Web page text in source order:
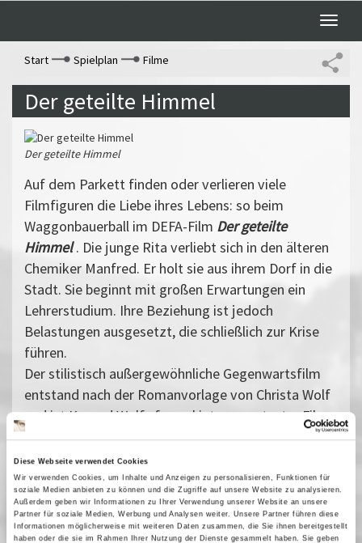
Diese Webseite verwendet Cookies
Wir verwenden Cookies, um Inhalte und Anzeigen zu personalisieren, Funktionen für
soziale Medien anbieten zu können und die Zugriffe auf unsere Website zu analysieren.
Außerdem geben wir Informationen zu Ihrer Verwendung unserer Website an unsere
Partner für soziale Medien, Werbung und Analysen weiter. Unsere Partner führen diese
Informationen möglicherweise mit weiteren Daten zusammen, die Sie ihnen bereitgestellt
haben oder die sie im Rahmen Ihrer Nutzung der Dienste gesammelt haben. Sie geben
Toggle
Start
Spielplan Filme
Der geteilte Himmel
Der geteilte Himmel
Auf dem Parkett finden oder verlieren viele
Filmfiguren die Liebe ihres Lebens: so beim
Waggonbauerball im DEFA-Film Der geteilte
Himmel . Die junge Rita verliebt sich in den älteren
Chemiker Manfred. Er holt sie aus ihrem Dorf in die
Stadt. Sie beginnt mit großen Erwartungen ein
Lehrerstudium. Ihre Beziehung ist jedoch
Belastungen ausgesetzt, die schließlich zur Krise
führen.
Der stilistisch außergewöhnliche Gegenwartsfilm
entstand nach der Romanvorlage von Christa Wolf
und ist Konrad Wolfs formal interessantester Film.
Vergangene Vorstellungen